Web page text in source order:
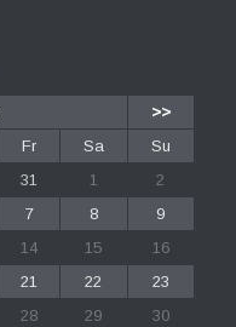
>>
Fr Sa
Su
31 1
2
7 8
9
14 15
16
21 22
23
28 29
30